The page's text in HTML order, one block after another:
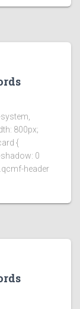
800px;
{
0
header